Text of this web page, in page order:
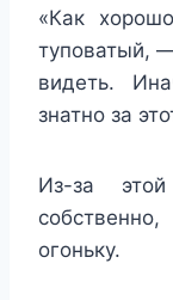
«Как
туповатый,
видеть.
знатно за
Из-за
огоньку.